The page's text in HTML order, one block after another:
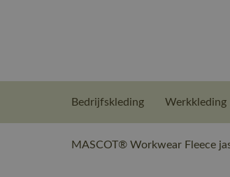
Bedrijfskleding Werkkleding
MASCOT® Workwear Fleece